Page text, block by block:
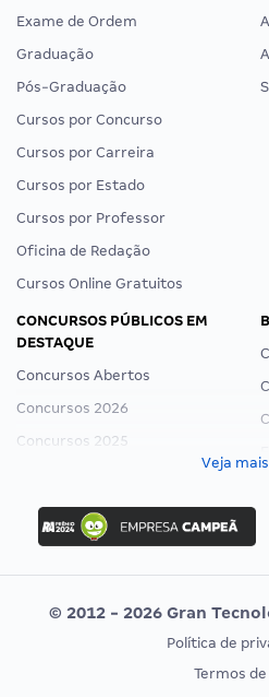
Exame de Ordem
Graduação
Pós-Graduação
Cursos por Concurso
Cursos por Carreira
Cursos por Estado
Cursos por Professor
Oficina de Redação
Cursos Online Gratuitos
CONCURSOS PÚBLICOS EM
DESTAQUE
Concursos Abertos
Concursos 2026
Concursos 2025
Concurso Ibama
Concurso MPU
Editais publicados
CONCURSOS POR PROFISSÃO
Veja mais
© 2012 - 2026 Gran
Política de
Termos de